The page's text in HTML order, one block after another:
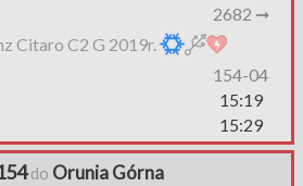
2682 ➞
Citaro C2 G 2019r.
154-04
15:19
15:29
do Orunia Górna